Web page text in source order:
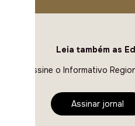
Leia também as
Assine o Informativo
Assinar jornal